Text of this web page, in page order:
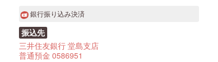
銀行振り込み決済
振込先
三井住友銀行 堂島支店
普通預金 0586951